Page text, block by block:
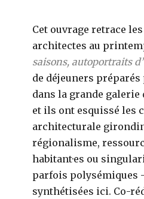
Cet ouvrage retrace
architectes au
saisons, autoportraits
de déjeuners
dans la grande galerie
et ils ont esquissé les
architecturale
régionalisme,
habitant·es ou
parfois polysémiques
synthétisées ici. Co-